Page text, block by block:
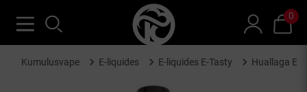
0
Kumulusvape E-liquides E-liquides E-Tasty Huallaga E-